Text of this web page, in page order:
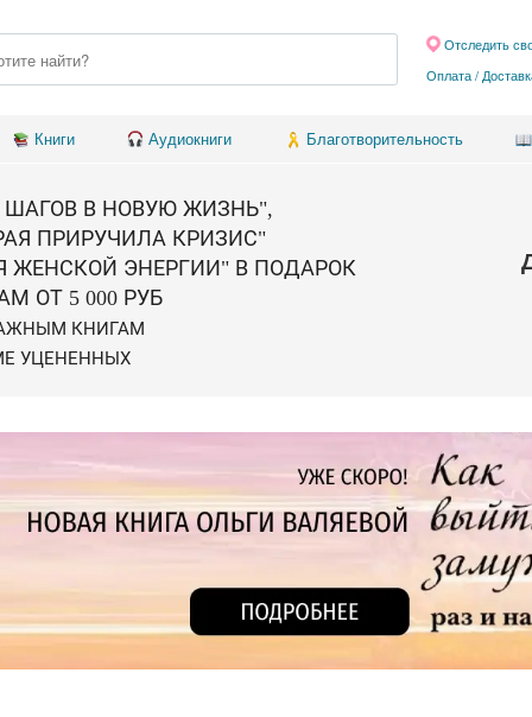
Оплата /
Отследить
Книги Аудиокниги Благотворительность
ШАГОВ В НОВУЮ ЖИЗНЬ",
ПРИРУЧИЛА КРИЗИС"
ЖЕНСКОЙ ЭНЕРГИИ" В ПОДАРОК
ОТ 5 000 РУБ
КНИГАМ
УЦЕНЕННЫХ